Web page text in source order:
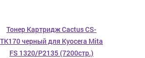
Тонер Картридж Cactus CS-
TK170 черный для Kyocera Mita
FS 1320/P2135 (7200стр.)